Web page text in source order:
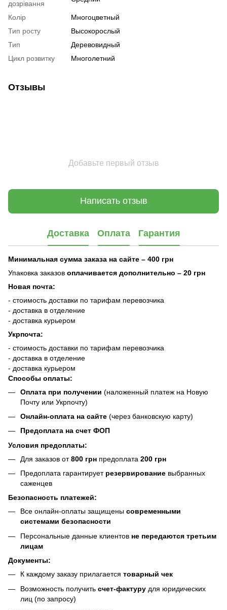
дозрівання
Колір
Многоцветный
Тип росту
Высокорослый
Тип
Деревовидный
Цикл розвитку
Многолетний
Отзывы
Добавьте первый отзыв
Написать отзыв
Доставка Оплата Гарантия
Минимальная сумма заказа на сайте – 400 грн
Упаковка заказов оплачивается дополнительно – 20 грн
Новая почта:
- стоимость доставки по тарифам перевозчика
- доставка в отделение
- доставка курьером
Укрпочта:
- стоимость доставки по тарифам перевозчика
- доставка в отделение
- доставка курьером
Способы оплаты:
Оплата при получении (наложенный платеж на Новую
Почту или Укрпочту)
Онлайн-оплата на сайте (через банковскую карту)
Предоплата на счет ФОП
Условия предоплаты:
Для заказов от800 грн предоплата 200 грн
Предоплата гарантирует резервирование выбранных
саженцев
Безопасность платежей:
Все онлайн-оплаты защищены современными
системами безопасности
Персональные данные клиентов не передаются третьим
лицам
Документы:
К каждому заказу прилагается товарный чек
Возможность получить счет-фактуру для юридических
лиц (по запросу)